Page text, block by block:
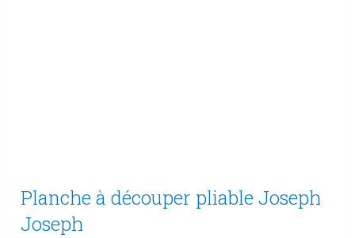
Planche à découper pliable Joseph
Joseph